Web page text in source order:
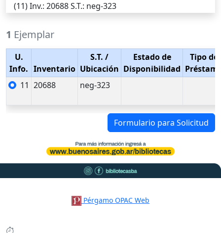
(11)Inv.: 20688S.T.: neg-323
1 Ejemplar
U.
Info. Inventario
S.T. /
Ubicación
Estado de
Disponibilidad
Tipo de
11 20688 neg-323
Formulario para Solicitud
Pérgamo OPAC Web